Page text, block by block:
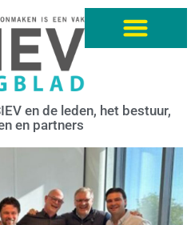
en de leden, het bestuur,
en partners